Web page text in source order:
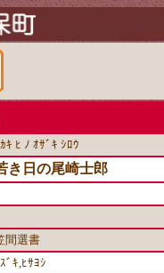
ｷ ﾋ ﾉ ｵｻﾞｷ ｼﾛｳ
き日の尾崎士郎
間選書
ﾞｷ,ﾋｻﾖｼ